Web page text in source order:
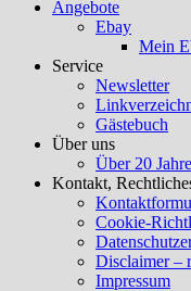
Angebote
Ebay
Mein
Service
Newsletter
Gästebuch
Über uns
Über 20
Kontakt,
Cookie-
Disclaimer –
Impressum